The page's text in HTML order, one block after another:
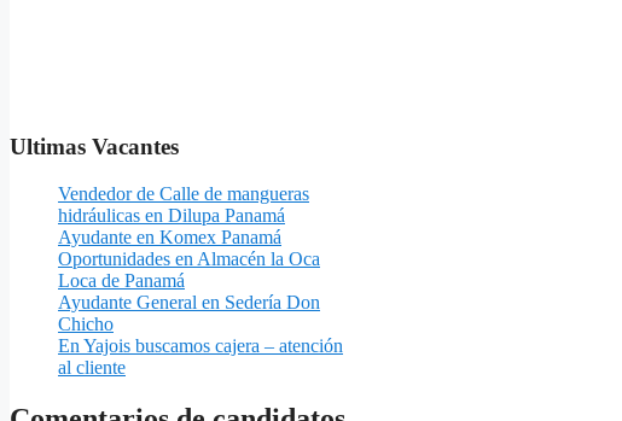
Ultimas Vacantes
Vendedor de Calle de mangueras
hidráulicas en Dilupa Panamá
Ayudante en Komex Panamá
Oportunidades en Almacén la Oca
Loca de Panamá
Ayudante General en Sedería Don
Chicho
En Yajois buscamos cajera – atención
al cliente